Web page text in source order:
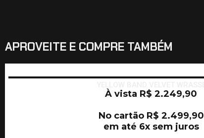
APROVEITE E COMPRE TAMBÉM
À vista R$ 2.249,90
No cartão R$ 2.499,90
em até 6x sem juros